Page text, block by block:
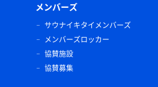
メンバーズ
サウナイキタイメンバーズ
メンバーズロッカー
協賛施設
協賛募集